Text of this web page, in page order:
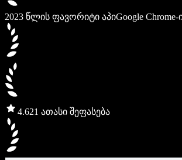
2023 წლის ფავორიტი აპიGoogle Chrome-
4.621 ათასი შეფასება